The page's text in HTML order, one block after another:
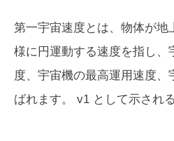
第一宇宙速度とは、物体が地
様に円運動する速度を指し、
度、宇宙機の最高運用速度
ばれます。 v1 として示され